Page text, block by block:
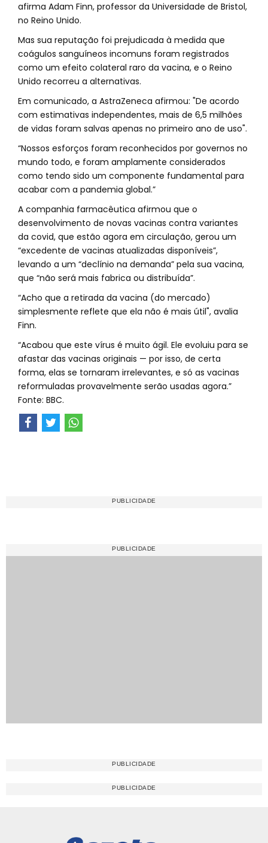
afirma Adam Finn, professor da Universidade de Bristol,
no Reino Unido.
Mas sua reputação foi prejudicada à medida que
coágulos sanguíneos incomuns foram registrados
como um efeito colateral raro da vacina, e o Reino
Unido recorreu a alternativas.
Em comunicado, a AstraZeneca afirmou: "De acordo
com estimativas independentes, mais de 6,5 milhões
de vidas foram salvas apenas no primeiro ano de uso".
“Nossos esforços foram reconhecidos por governos no
mundo todo, e foram amplamente considerados
como tendo sido um componente fundamental para
acabar com a pandemia global.”
A companhia farmacêutica afirmou que o
desenvolvimento de novas vacinas contra variantes
da covid, que estão agora em circulação, gerou um
“excedente de vacinas atualizadas disponíveis”,
levando a um “declínio na demanda” pela sua vacina,
que “não será mais fabrica ou distribuída”.
“Acho que a retirada da vacina (do mercado)
simplesmente reflete que ela não é mais útil", avalia
Finn.
“Acabou que este vírus é muito ágil. Ele evoluiu para se
afastar das vacinas originais — por isso, de certa
forma, elas se tornaram irrelevantes, e só as vacinas
reformuladas provavelmente serão usadas agora.”
Fonte: BBC.